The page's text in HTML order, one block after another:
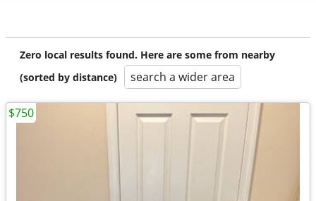
Zero local results found. Here are some from nearby
(sorted by distance)
search a wider area
$750